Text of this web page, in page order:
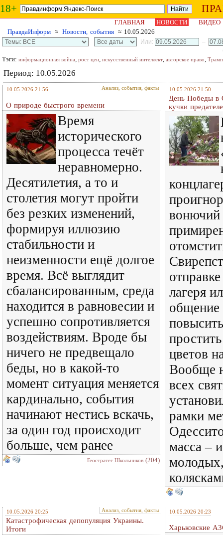
18+
ГЛАВНАЯ НОВОСТИ
ВИДЕО
ПравдаИнформ ≈ Новости, события ≈ 10.05.2026
Или:
–
Тэги: информационная война, рост цен, искусственный интеллект, авторское право, Трамп
Период: 10.05.2026
10.05.2026 21:56 Анализ, события, факты
О природе быстрого времени
Время
исторического
процесса течёт
неравномерно.
Десятилетия, а то и
столетия могут пройти
без резких изменений,
формируя иллюзию
стабильности и
неизменности ещё долгое
время. Всё выглядит
сбалансированным, среда
находится в равновесии и
успешно сопротивляется
воздействиям. Вроде бы
ничего не предвещало
беды, но в какой-то
момент ситуация меняется
кардинально, события
начинают нестись вскачь,
за один год происходит
больше, чем ранее
Геостратег Школьников (204)
10.05.2026 21:50
День Победы в
кучки
вонючий
лагеря
цветов
Вообще
всех
рамки
масса –
10.05.2026 20:25 Анализ, события, факты
Катастрофическая депопуляция Украины.
Итоги
10.05.2026 20:23
Харьковские